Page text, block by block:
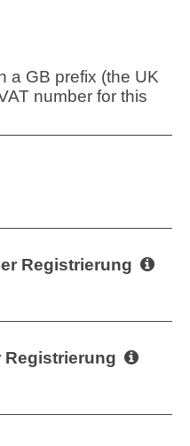
a GB prefix (the UK
number for this
Registrierung
Registrierung